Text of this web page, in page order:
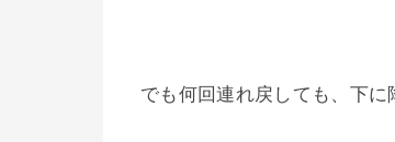
でも何回連れ戻しても、下に